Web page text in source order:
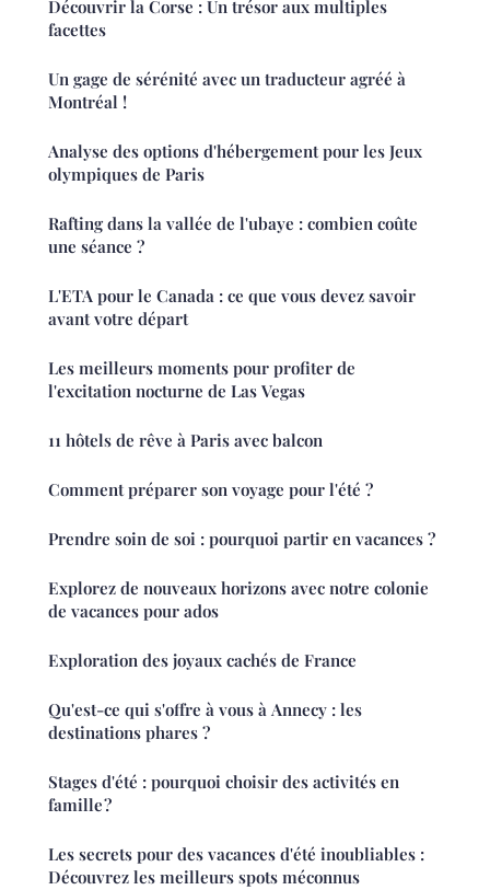
Découvrir la Corse : Un trésor aux multiples
facettes
Un gage de sérénité avec un traducteur agréé à
Montréal !
Analyse des options d'hébergement pour les Jeux
olympiques de Paris
Rafting dans la vallée de l'ubaye : combien coûte
une séance ?
L'ETA pour le Canada : ce que vous devez savoir
avant votre départ
Les meilleurs moments pour profiter de
l'excitation nocturne de Las Vegas
11 hôtels de rêve à Paris avec balcon
Comment préparer son voyage pour l'été ?
Prendre soin de soi : pourquoi partir en vacances ?
Explorez de nouveaux horizons avec notre colonie
de vacances pour ados
Exploration des joyaux cachés de France
Qu'est-ce qui s'offre à vous à Annecy : les
destinations phares ?
Stages d'été : pourquoi choisir des activités en
famille ?
Les secrets pour des vacances d'été inoubliables :
Découvrez les meilleurs spots méconnus